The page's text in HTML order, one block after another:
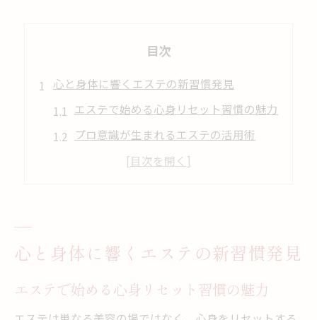
目次
心と身体に響くエステの新習慣発見
エステで始める心身リセット習慣の魅力
プロ意識が生まれるエステの活用術
日常に溶け込むエステの新たな提案とは
エステ体験で感じたプロ意識の変化
自分磨きが叶うエステ選びのポイント
エステ施術を受けて内面も美しく変化
心と身体に響くエステの新習慣発見
エステで始める心身リセット習慣の魅力